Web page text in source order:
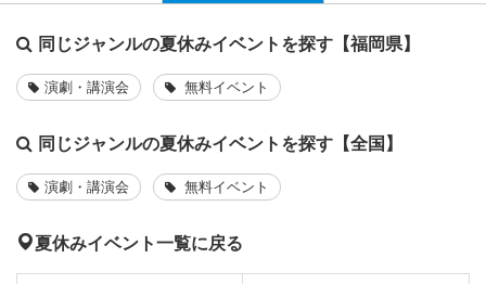
同じジャンルの夏休みイベントを探す【福岡県】
演劇・講演会 無料イベント
同じジャンルの夏休みイベントを探す【全国】
演劇・講演会 無料イベント
夏休みイベント一覧に戻る